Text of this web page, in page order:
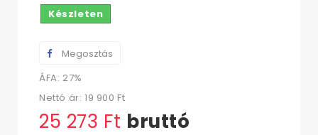
Készleten
Megosztás
ÁFA: 27%
Nettó ár: 19 900 Ft‎
25 273 Ft‎ bruttó